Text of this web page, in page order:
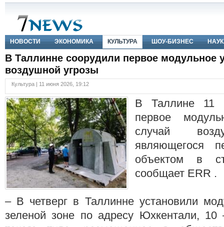
НОВОСТИ ЭКОНОМИКА КУЛЬТУРА ШОУ-БИЗНЕС
В Таллинне соорудили первое модульное
воздушной угрозы
Культура | 11 июня 2026, 19:12
В Таллине 11
первое
случай
являющегося
объектом в
сообщает ERR .
– В четверг в Таллинне установили
зеленой зоне по адресу Юхкентали, 10